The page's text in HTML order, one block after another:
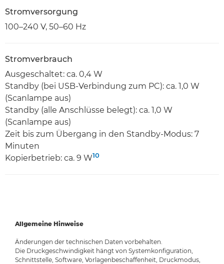
Stromversorgung
100–240 V, 50–60 Hz
Stromverbrauch
Ausgeschaltet: ca. 0,4 W
Standby (bei USB-Verbindung zum PC): ca. 1,0 W
(Scanlampe aus)
Standby (alle Anschlüsse belegt): ca. 1,0 W
(Scanlampe aus)
Zeit bis zum Übergang in den Standby-Modus: 7
Minuten
Kopierbetrieb: ca. 9 W10
Allgemeine Hinweise
Änderungen der technischen Daten vorbehalten.
Die Druckgeschwindigkeit hängt von Systemkonfiguration,
Schnittstelle, Software, Vorlagenbeschaffenheit, Druckmodus,